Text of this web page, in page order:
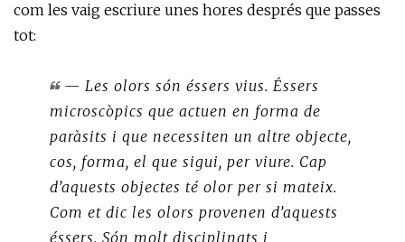
com les vaig escriure unes hores després que passes
tot:
— Les olors són éssers vius. Éssers
microscòpics que actuen en forma de
paràsits i que necessiten un altre objecte,
cos, forma, el que sigui, per viure. Cap
d’aquests objectes té olor per si mateix.
Com et dic les olors provenen d’aquests
éssers. Són molt disciplinats i